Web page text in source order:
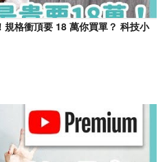
格衝頂要 18 萬你買單？ 科技小